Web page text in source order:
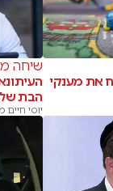
את מענקי
שיחה
הבת
יוסי חיים